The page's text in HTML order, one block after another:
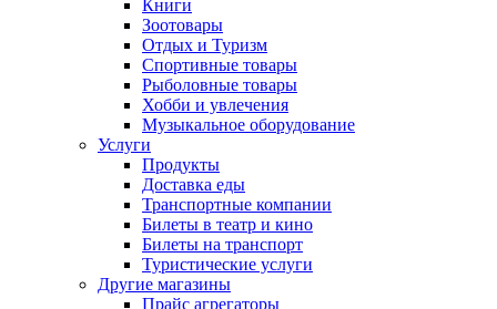
Книги
Зоотовары
Отдых и Туризм
Спортивные товары
Рыболовные товары
Хобби и увлечения
Музыкальное оборудование
Услуги
Продукты
Доставка еды
Транспортные компании
Билеты в театр и кино
Билеты на транспорт
Туристические услуги
Другие магазины
Прайс агрегаторы